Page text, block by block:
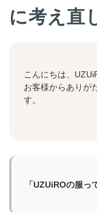
に考え直
こんにちは、
お客様からありが
す。
「UZUiROの服っ